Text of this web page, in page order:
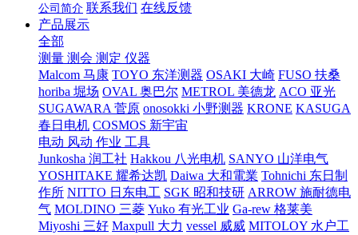
公司简介 联系我们 在线反馈
产品展示
全部
测量 测会 测定 仪器
Malcom 马康 TOYO 东洋测器 OSAKI 大崎 FUSO 扶桑
horiba 堀场 OVAL 奥巴尔 METROL 美德龙 ACO 亚光
SUGAWARA 菅原 onosokki 小野测器 KRONE KASUGA
春日电机 COSMOS 新宇宙
电动 风动 作业 工具
Junkosha 润工社 Hakkou 八光电机 SANYO 山洋电气
YOSHITAKE 耀希达凯 Daiwa 大和電業 Tohnichi 东日制
作所 NITTO 日东电工 SGK 昭和技研 ARROW 施耐德电
气 MOLDINO 三菱 Yuko 有光工业 Ga-rew 格莱美
Miyoshi 三好 Maxpull 大力 vessel 威威 MITOLOY 水户工